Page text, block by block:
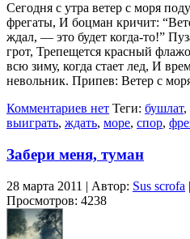
Сегодня с утра ветер с моря
фрегаты, И боцман кричит:
ждал, — это будет когда-то!”
грот, Трепещется красный
всю зиму, когда стает лед, И
невольник. Припев: Ветер с
Комментариев нет Теги: бушлат,
выиграть, ждать, море, спор,
Забери меня, туман
28 марта 2011 | Автор: Sus scrofa
Просмотров: 4238